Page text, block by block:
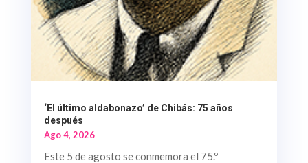
‘El último aldabonazo’ de Chibás: 75 años
después
Ago 4, 2026
Este 5 de agosto se conmemora el 75.º